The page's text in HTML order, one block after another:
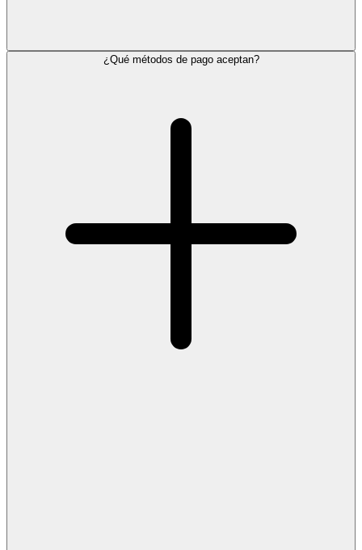
¿Qué métodos de pago aceptan?